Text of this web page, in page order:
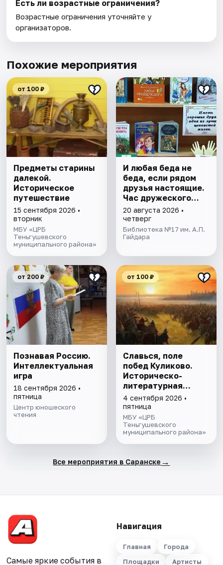
Есть ли возрастные ограничения?
Возрастные ограничения уточняйте у
организаторов.
Похожие мероприятия
от 100 ₽
Предметы старины
далекой.
Историческое
путешествие
15 сентября 2026 •
вторник
МБУ «ЦРБ
Теньгушевского
муниципального района»
И любая беда не
беда, если рядом
друзья настоящие.
Час дружеского
общения
20 августа 2026 •
четверг
Библиотека №17 им. А.П.
Гайдара
от 200 ₽
Познавая Россию.
Интеллектуальная
игра
18 сентября 2026 •
пятница
Центр юношеского
чтения
от 100 ₽
Славься, поле
побед Куликово.
Историческо-
литературная
минутка
4 сентября 2026 •
пятница
МБУ «ЦРБ
Теньгушевского
муниципального района»
Все мероприятия в Саранске →
Самые яркие события в
Навигация
Главная
Города
Площадки
Артисты